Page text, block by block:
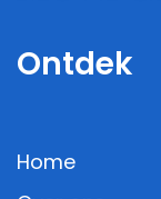
Ontdek
Home